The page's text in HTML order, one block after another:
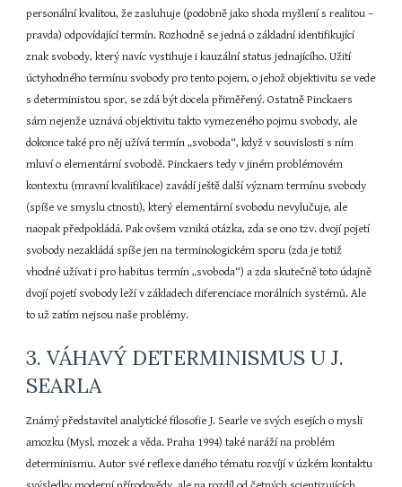
personální kvalitou, že zasluhuje (podobně jako shoda myšlení s realitou –
pravda) odpovídající termín. Rozhodně se jedná o základní identifikující
znak svobody, který navíc vystihuje i kauzální status jednajícího. Užití
úctyhodného termínu svobody pro tento pojem, o jehož objektivitu se vede
s deterministou spor, se zdá být docela přiměřený. Ostatně Pinckaers
sám nejenže uznává objektivitu takto vymezeného pojmu svobody, ale
dokonce také pro něj užívá termín „svoboda“, když v souvislosti s ním
mluví o elementární svobodě. Pinckaers tedy v jiném problémovém
kontextu (mravní kvalifikace) zavádí ještě další význam termínu svobody
(spíše ve smyslu ctnosti), který elementární svobodu nevylučuje, ale
naopak předpokládá. Pak ovšem vzniká otázka, zda se ono tzv. dvojí pojetí
svobody nezakládá spíše jen na terminologickém sporu (zda je totiž
vhodné užívat i pro habitus termín „svoboda“) a zda skutečně toto údajně
dvojí pojetí svobody leží v základech diferenciace morálních systémů. Ale
to už zatím nejsou naše problémy.
3. VÁHAVÝ DETERMINISMUS U J.
SEARLA
Známý představitel analytické filosofie J. Searle ve svých esejích o mysli
amozku (Mysl, mozek a věda. Praha 1994) také naráží na problém
determinismu. Autor své reflexe daného tématu rozvíjí v úzkém kontaktu